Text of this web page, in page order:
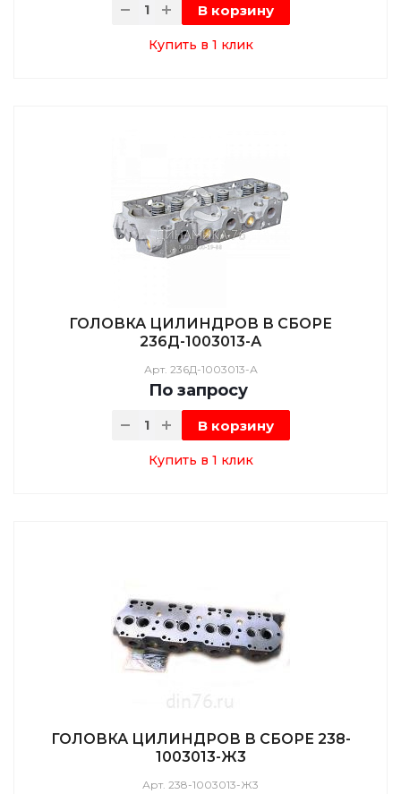
В корзину
Купить в 1 клик
ГОЛОВКА ЦИЛИНДРОВ В СБОРЕ
236Д-1003013-А
Арт. 236Д-1003013-А
По запросу
В корзину
Купить в 1 клик
ГОЛОВКА ЦИЛИНДРОВ В СБОРЕ 238-
1003013-Ж3
Арт. 238-1003013-Ж3